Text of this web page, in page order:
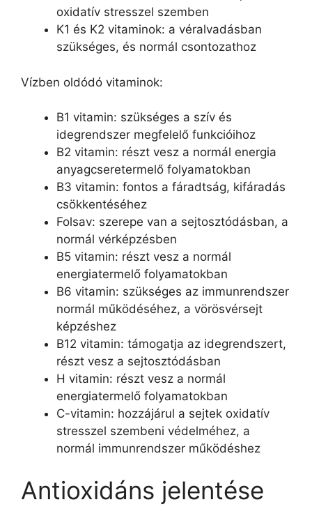
oxidatív stresszel szemben
K1 és K2 vitaminok: a véralvadásban
szükséges, és normál csontozathoz
Vízben oldódó vitaminok:
B1 vitamin: szükséges a szív és
idegrendszer megfelelő funkcióihoz
B2 vitamin: részt vesz a normál energia
anyagcseretermelő folyamatokban
B3 vitamin: fontos a fáradtság, kifáradás
csökkentéséhez
Folsav: szerepe van a sejtosztódásban, a
normál vérképzésben
B5 vitamin: részt vesz a normál
energiatermelő folyamatokban
B6 vitamin: szükséges az immunrendszer
normál működéséhez, a vörösvérsejt
képzéshez
B12 vitamin: támogatja az idegrendszert,
részt vesz a sejtosztódásban
H vitamin: részt vesz a normál
energiatermelő folyamatokban
C-vitamin: hozzájárul a sejtek oxidatív
stresszel szembeni védelméhez, a
normál immunrendszer működéshez
Antioxidáns jelentése